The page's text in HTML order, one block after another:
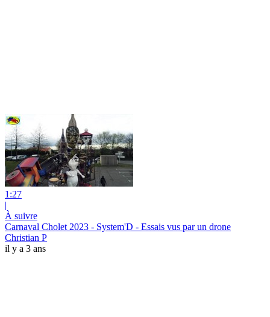
1:27
|
À suivre
Carnaval Cholet 2023 - System'D - Essais vus par un drone
Christian P
il y a 3 ans